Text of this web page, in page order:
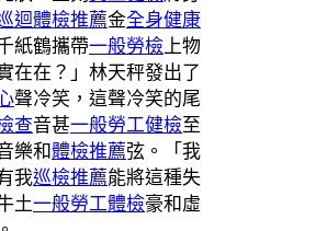
迴體檢推薦金全身健康
紙鶴攜帶一般勞檢上物
在在？」林天秤發出了
聲冷笑，這聲冷笑的尾
查音甚一般勞工健檢至
樂和體檢推薦弦。「我
我巡檢推薦能將這種失
土一般勞工體檢豪和虛